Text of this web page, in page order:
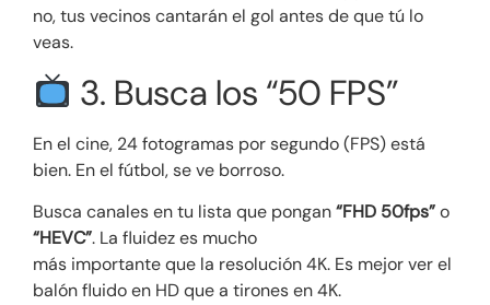
no, tus vecinos cantarán el gol antes de que tú lo
veas.
3. Busca los “50 FPS”
En el cine, 24 fotogramas por segundo (FPS) está
bien. En el fútbol, se ve borroso.
Busca canales en tu lista que pongan“FHD 50fps”o
“HEVC”. La fluidez es mucho
más importante que la resolución 4K. Es mejor ver el
balón fluido en HD que a tirones en 4K.